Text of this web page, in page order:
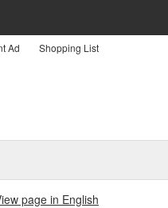
Ad Shopping List
page in English